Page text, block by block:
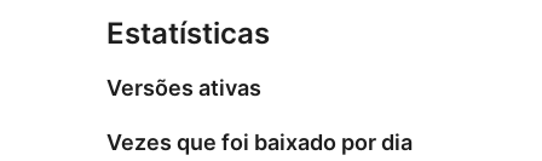
Estatísticas
Versões ativas
Vezes que foi baixado por dia